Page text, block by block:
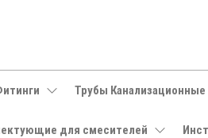
Трубы Канализационные
для смесителей